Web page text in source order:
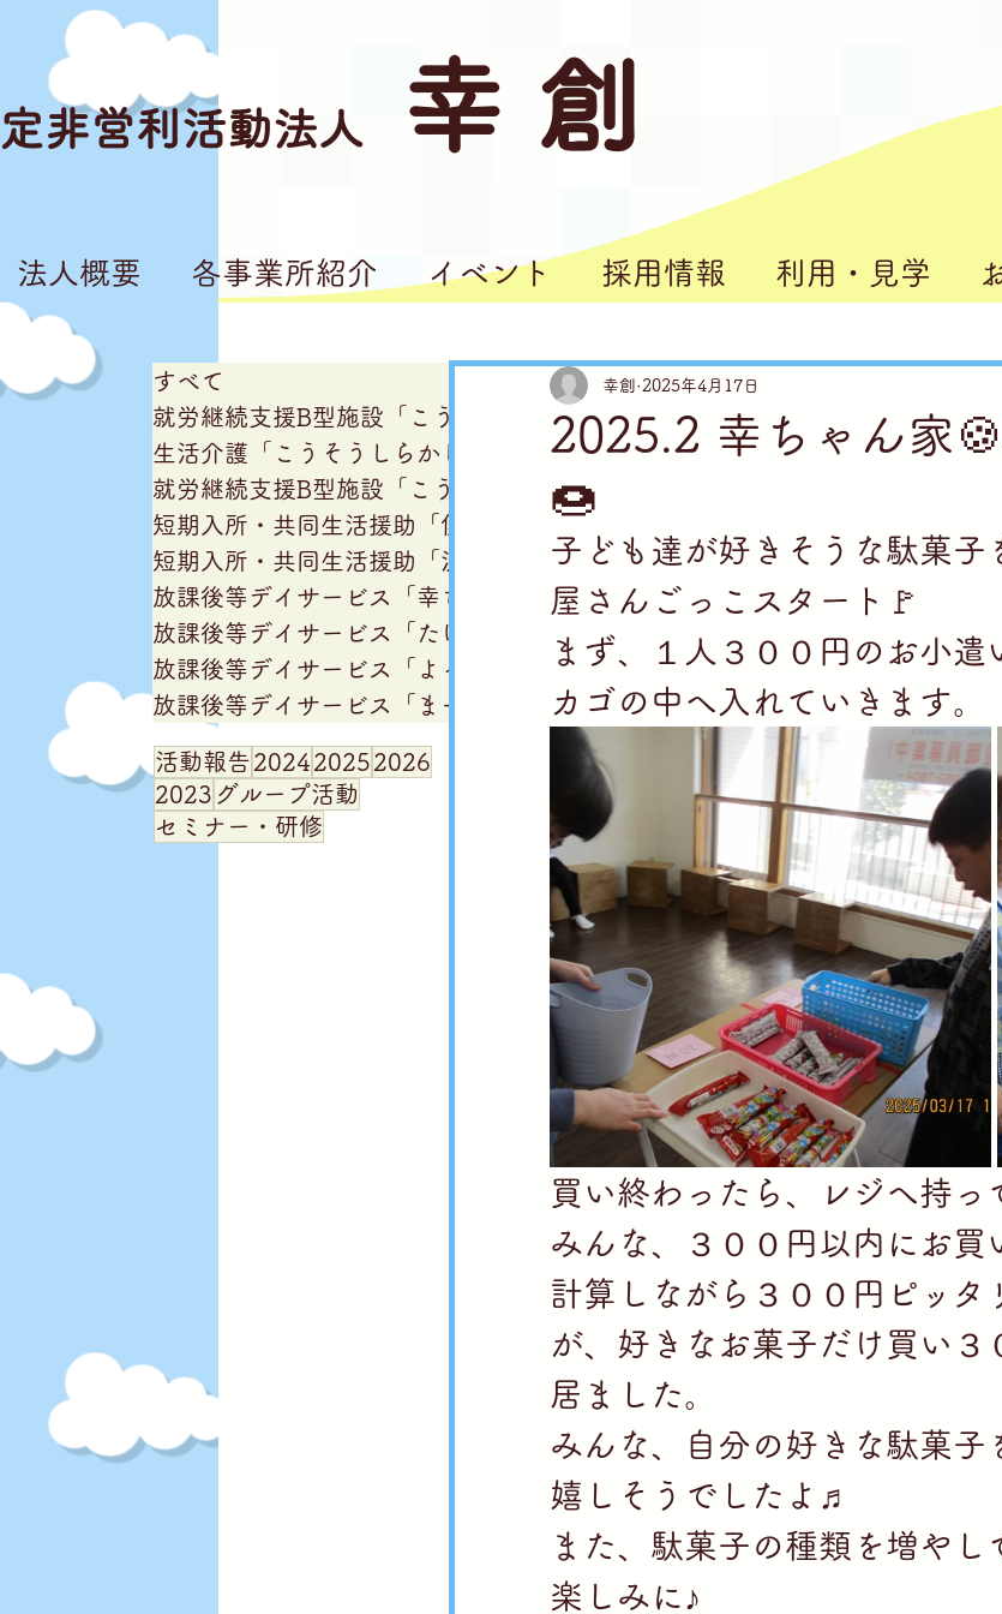
非営利活動法人 幸 創
法人概要 各事業所紹介 イベント 採用情報 利用・見学
すべて
就労継続支援B型施設「こうそうしらかし台」
生活介護「こうそうしらかし台」
就労継続支援B型施設「こうそう亘理」
短期入所・共同生活援助「僕の家私の家」
短期入所・共同生活援助「浜吉田僕の家私の家」
放課後等デイサービス「幸ちゃん家」
放課後等デイサービス「たけちゃんち」
放課後等デイサービス「よっちゃんち」
放課後等デイサービス「まーちゃんち」
活動報告 2024 2025 2026
2023 グループ活動
セミナー・研修
2025.2 幸ちゃん家
🍩
幸創 2025年4月17日
子ども達が好きそうな駄菓
屋さんごっこスタート🚩
まず、１人３００円のお小
カゴの中へ入れていきます。
買い終わったら、レジへ持っ
みんな、３００円以内にお買
計算しながら３００円ピッタ
が、好きなお菓子だけ買い３
居ました。
みんな、自分の好きな駄菓
嬉しそうでしたよ♬
また、駄菓子の種類を増や
楽しみに♪